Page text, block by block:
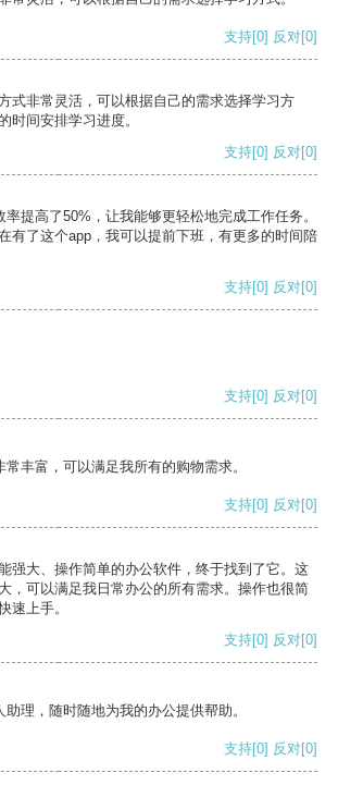
支持[0] 反对[0]
式非常灵活，可以根据自己的需求选择学习方
时间安排学习进度。
支持[0] 反对[0]
提高了50%，让我能够更轻松地完成工作任务。
有了这个app，我可以提前下班，有更多的时间陪
支持[0] 反对[0]
支持[0] 反对[0]
丰富，可以满足我所有的购物需求。
支持[0] 反对[0]
强大、操作简单的办公软件，终于找到了它。这
，可以满足我日常办公的所有需求。操作也很简
速上手。
支持[0] 反对[0]
理，随时随地为我的办公提供帮助。
支持[0] 反对[0]